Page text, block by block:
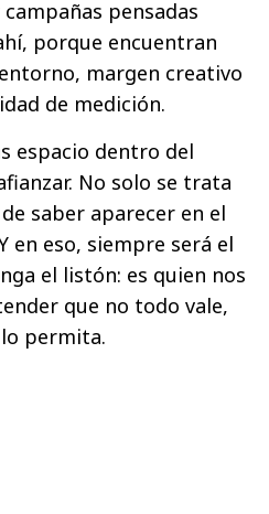
pensadas
porque encuentran
margen creativo
de medición.
espacio dentro del
No solo se trata
saber aparecer en el
en eso, siempre será el
el listón: es quien nos
que no todo vale,
permita.